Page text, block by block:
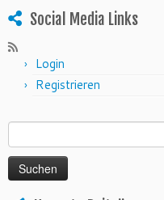
Social Media Links
Login
Registrieren